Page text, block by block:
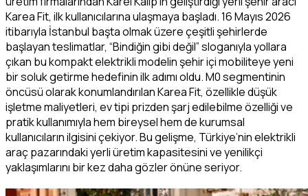
Karea Fit, ilk kullanıcılarına ulaşmaya başladı. 16 Mayıs 2026
itibarıyla İstanbul başta olmak üzere çeşitli şehirlerde
başlayan teslimatlar, “Bindiğin gibi değil” sloganıyla yollara
çıkan bu kompakt elektrikli modelin şehir içi mobiliteye yeni
bir soluk getirme hedefinin ilk adımı oldu. M0 segmentinin
öncüsü olarak konumlandırılan Karea Fit, özellikle düşük
işletme maliyetleri, ev tipi prizden şarj edilebilme özelliği ve
pratik kullanımıyla hem bireysel hem de kurumsal
kullanıcıların ilgisini çekiyor. Bu gelişme, Türkiye’nin elektrikli
araç pazarındaki yerli üretim kapasitesini ve yenilikçi
yaklaşımlarını bir kez daha gözler önüne seriyor.